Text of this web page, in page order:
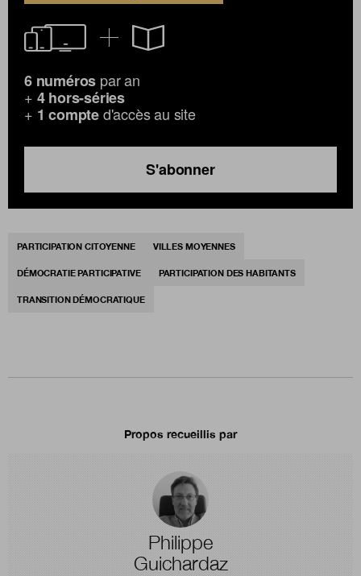
6 numéros par an
+ 4 hors-séries
+ 1 compted'accès au site
S'abonner
PARTICIPATION CITOYENNE VILLES MOYENNES
DÉMOCRATIE PARTICIPATIVE PARTICIPATION DES HABITANTS
TRANSITION DÉMOCRATIQUE
Propos recueillis par
Philippe
Guichardaz